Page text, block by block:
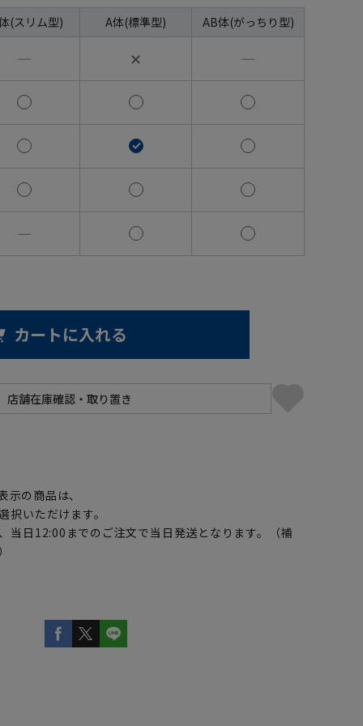
(スリム型) A体(標準型) AB体(がっちり型)
― ✕ ―
―
カートに入れる
示の商品は、
択いただけます。
当日12:00までのご注文で当日発送となります。（補